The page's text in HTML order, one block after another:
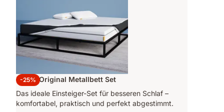
-25%
Emma Original Metallbett Set
Das ideale Einsteiger-Set für besseren Schlaf –
komfortabel, praktisch und perfekt abgestimmt.